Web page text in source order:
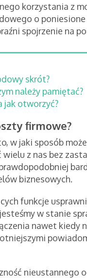
korzystania z
o
spojrzenie na
skrót?
należy pamiętać?
jak otworzyć?
firmowe?
w jaki sposób
z nas bez
biznesowych.
funkcje
w stanie
nawet kiedy
nieustannego